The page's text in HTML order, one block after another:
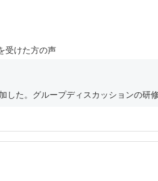
受けた方の声
した。グループディスカッションの研